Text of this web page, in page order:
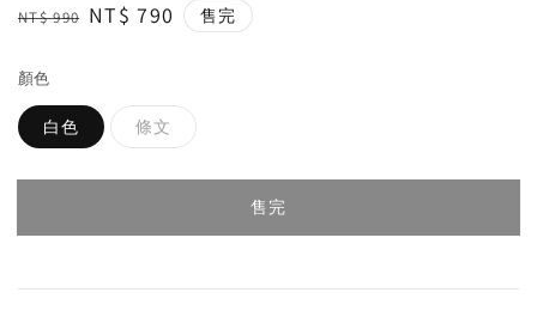
Regular
NT$ 990 Sale
NT$ 790 售完
顏色
白色 條文
售完